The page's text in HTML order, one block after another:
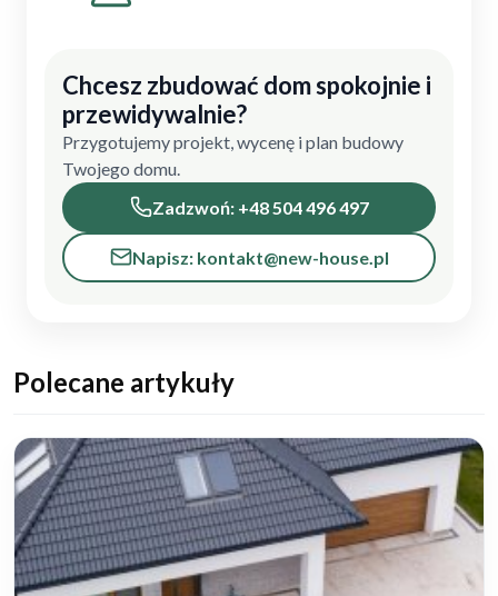
Chcesz zbudować dom spokojnie i
przewidywalnie?
Przygotujemy projekt, wycenę i plan budowy
Twojego domu.
Zadzwoń: +48 504 496 497
Napisz: kontakt@new-house.pl
Polecane artykuły